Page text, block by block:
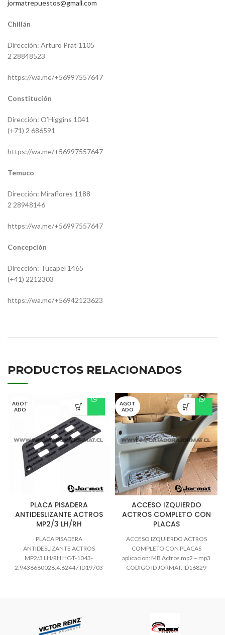
jormatrepuestos@gmail.com
Chillán
Dirección: Arturo Prat 1105
2 28848523
https://wa.me/+56997557647
Constitución
Dirección: O’Higgins 1041
(+71) 2 686591
https://wa.me/+56997557647
Temuco
Dirección: Miraflores 1188
2 28948146
https://wa.me/+56997557647
Concepción
Dirección: Tucapel 1465
(+41) 2212303
https://wa.me/+56942123623
PRODUCTOS RELACIONADOS
AGOT
ADO
PLACA PISADERA
ANTIDESLIZANTE ACTROS
MP2/3 LH/RH
PLACA PISADERA
ANTIDESLIZANTE ACTROS
MP2/3 LH/RH HC-T-1043-
2,9436660028,4.62447 ID19703
AGOT
ADO
ACCESO IZQUIERDO
ACTROS COMPLETO CON
PLACAS
ACCESO IZQUIERDO ACTROS
COMPLETO CON PLACAS
aplicacion: MB Actros mp2 – mp3
CODIGO ID JORMAT: ID16829